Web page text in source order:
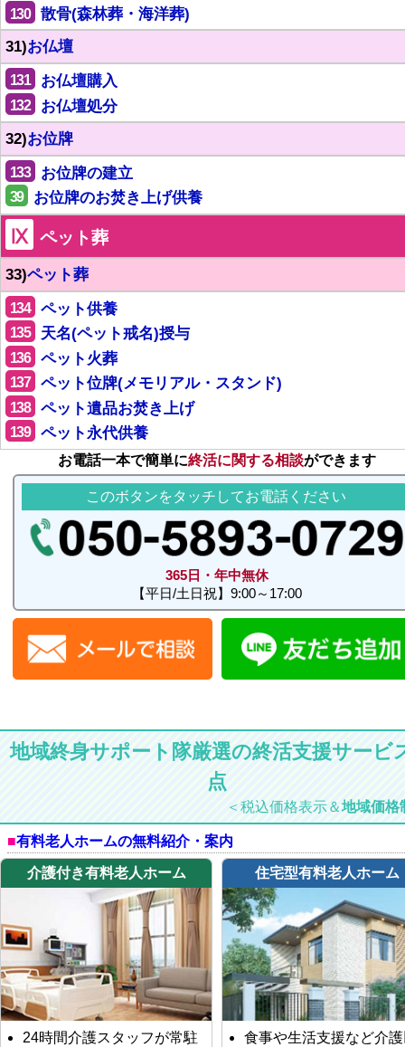
130
散骨(森林葬・海洋葬)
31)お仏壇
131 お仏壇購入
132
お仏壇処分
32)お位牌
133 お位牌の建立
39 お位牌のお焚き上げ供養
Ⅸ ペット葬
33)ペット葬
134 ペット供養
135 天名(ペット戒名)授与
136 ペット火葬
137 ペット位牌(メモリアル・スタンド)
138 ペット遺品お焚き上げ
139 ペット永代供養
お電話一本で簡単に終活に関する相談ができます
このボタンをタッチしてお電話ください
365日・年中無休
【平日/土日祝】9:00～17:00
地域終身サポート隊厳選の終活支援サービ
点
＜税込価格表示＆地域価格
有料老人ホームの無料紹介・案内
介護付き有料老人ホーム
24時間介護スタッフが常駐
住宅型有料老人ホーム
食事や生活支援など介